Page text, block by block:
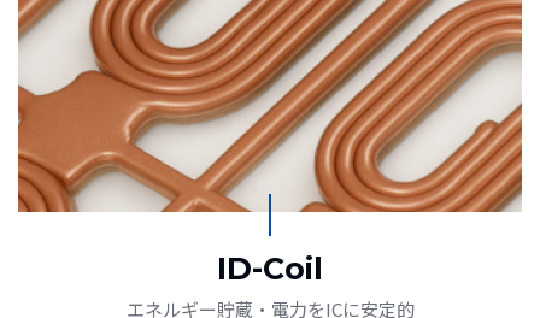
ID-Coil
エネルギー貯蔵·電力をICに安定的